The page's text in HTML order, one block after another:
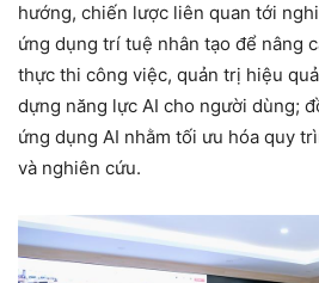
hướng, chiến lược liên quan tới
ứng dụng trí tuệ nhân tạo để nâng
thực thi công việc, quản trị hiệu
dựng năng lực AI cho người dùng;
ứng dụng AI nhằm tối ưu hóa quy
và nghiên cứu.